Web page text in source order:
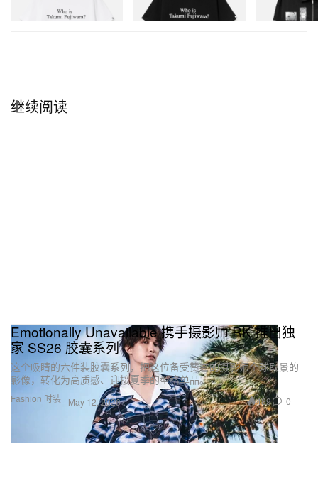
立刻购入
立刻购入
继续阅读
Fashion 时装
Emotionally Unavailable 携手摄影师 RK 推出独
家 SS26 胶囊系列
这个吸睛的六件装胶囊系列，把这位备受赞誉的摄影师全球取景的
影像，转化为高质感、迎接夏季的型格单品。
May 12, 2026 489 0